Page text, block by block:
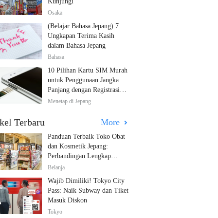
Osaka
(Belajar Bahasa Jepang) 7
Ungkapan Terima Kasih
dalam Bahasa Jepang
Bahasa
10 Pilihan Kartu SIM Murah
untuk Penggunaan Jangka
Panjang dengan Registrasi
Multibahasa!
Menetap di Jepang
Terbaru More
Panduan Terbaik Toko Obat
dan Kosmetik Jepang:
Perbandingan Lengkap
Diskon dari 12 Toko Farmasi
Belanja
Wajib Dimiliki! Tokyo City
Pass: Naik Subway dan Tiket
Masuk Diskon
Tokyo